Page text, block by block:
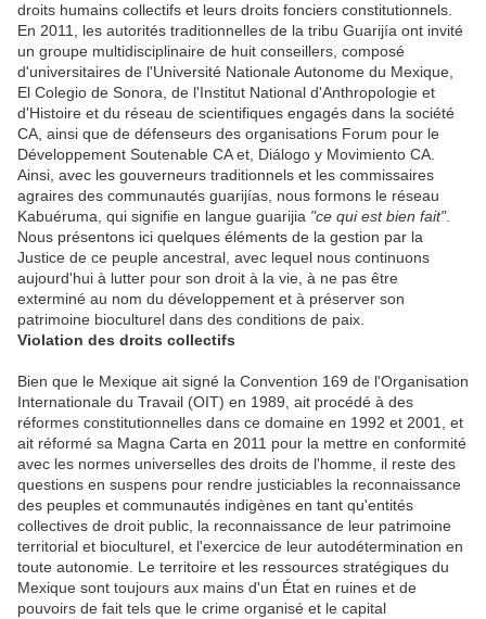
droits humains collectifs et leurs droits fonciers constitutionnels.
En 2011, les autorités traditionnelles de la tribu Guarijía ont invité
un groupe multidisciplinaire de huit conseillers, composé
d'universitaires de l'Université Nationale Autonome du Mexique,
El Colegio de Sonora, de l'Institut National d'Anthropologie et
d'Histoire et du réseau de scientifiques engagés dans la société
CA, ainsi que de défenseurs des organisations Forum pour le
Développement Soutenable CA et, Diálogo y Movimiento CA.
Ainsi, avec les gouverneurs traditionnels et les commissaires
agraires des communautés guarijías, nous formons le réseau
Kabuéruma, qui signifie en langue guarijia "ce qui est bien fait".
Nous présentons ici quelques éléments de la gestion par la
Justice de ce peuple ancestral, avec lequel nous continuons
aujourd'hui à lutter pour son droit à la vie, à ne pas être
exterminé au nom du développement et à préserver son
patrimoine bioculturel dans des conditions de paix.
Violation des droits collectifs
Bien que le Mexique ait signé la Convention 169 de l'Organisation
Internationale du Travail (OIT) en 1989, ait procédé à des
réformes constitutionnelles dans ce domaine en 1992 et 2001, et
ait réformé sa Magna Carta en 2011 pour la mettre en conformité
avec les normes universelles des droits de l'homme, il reste des
questions en suspens pour rendre justiciables la reconnaissance
des peuples et communautés indigènes en tant qu'entités
collectives de droit public, la reconnaissance de leur patrimoine
territorial et bioculturel, et l'exercice de leur autodétermination en
toute autonomie. Le territoire et les ressources stratégiques du
Mexique sont toujours aux mains d'un État en ruines et de
pouvoirs de fait tels que le crime organisé et le capital